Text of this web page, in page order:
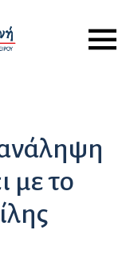
Menu
με το